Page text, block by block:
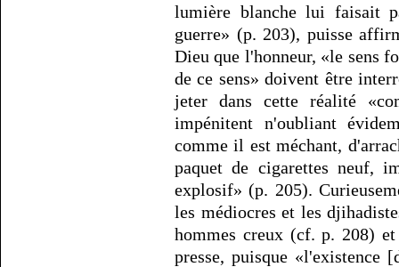
lumière blanche lui faisait
guerre» (p. 203), puisse
Dieu que l'honneur, «le sens
de ce sens» doivent être
jeter dans cette réalité
impénitent n'oubliant
comme il est méchant,
paquet de cigarettes neuf,
explosif» (p. 205).
les médiocres et les
hommes creux (cf. p. 208)
presse, puisque «l'existence